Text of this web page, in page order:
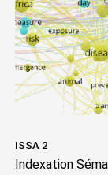
ISSA 2
Indexation